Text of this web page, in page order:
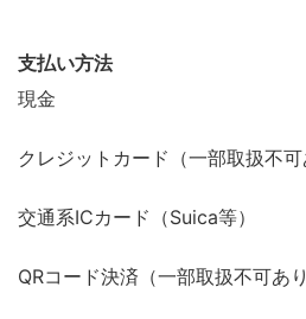
支払い方法
現金
クレジットカード（一部取扱不可
交通系ICカード（Suica等）
QRコード決済（一部取扱不可あり